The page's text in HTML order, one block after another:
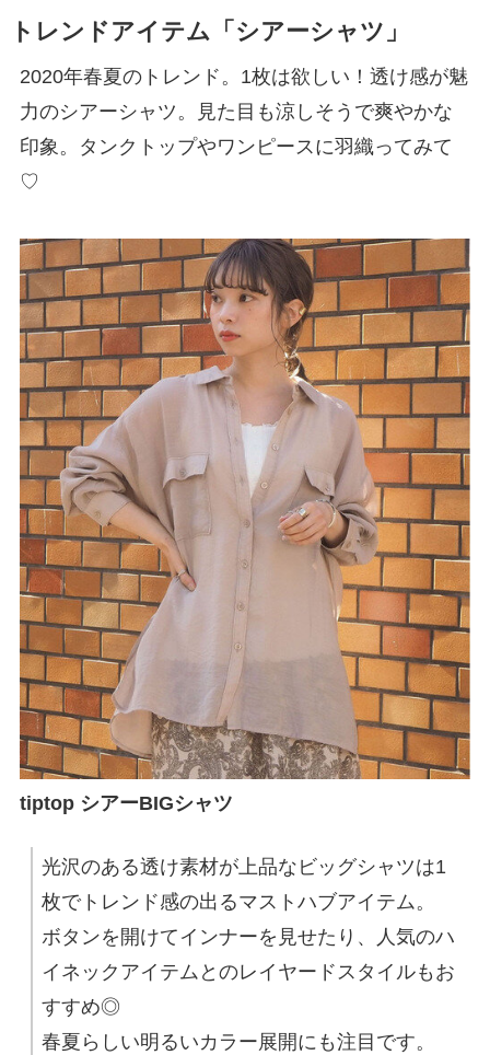
トレンドアイテム「シアーシャツ」
2020年春夏のトレンド。1枚は欲しい！透け感が魅
力のシアーシャツ。見た目も涼しそうで爽やかな
印象。タンクトップやワンピースに羽織ってみて
♡
tiptop シアーBIGシャツ
光沢のある透け素材が上品なビッグシャツは1
枚でトレンド感の出るマストハブアイテム。
ボタンを開けてインナーを見せたり、人気のハ
イネックアイテムとのレイヤードスタイルもお
すすめ◎
春夏らしい明るいカラー展開にも注目です。